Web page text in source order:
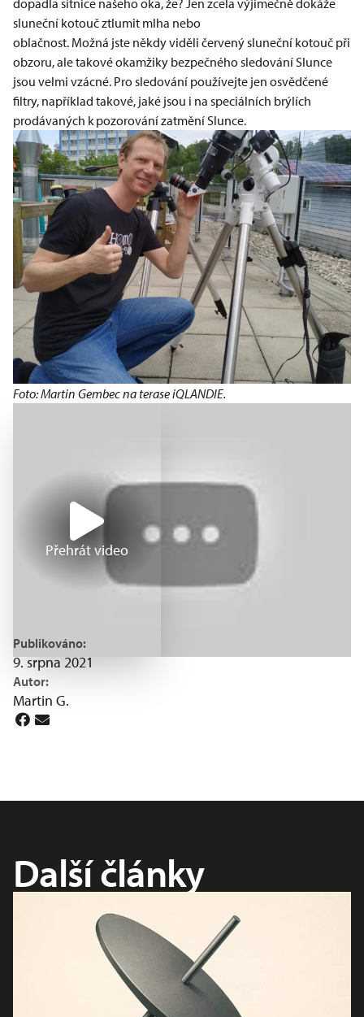
dopadla sítnice našeho oka, že? Jen zcela výjimečně dokáže
sluneční kotouč ztlumit mlha nebo
oblačnost. Možná jste někdy viděli červený sluneční kotouč při
obzoru, ale takové okamžiky bezpečného sledování Slunce
jsou velmi vzácné. Pro sledování používejte jen osvědčené
filtry, například takové, jaké jsou i na speciálních brýlích
prodávaných k pozorování zatmění Slunce.
Foto: Martin Gembec na terase iQLANDIE.
Přehrát video
Publikováno:
9. srpna 2021
Autor:
Martin G.
Další články